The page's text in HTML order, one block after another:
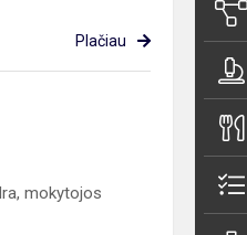
Plačiau
mokytojos